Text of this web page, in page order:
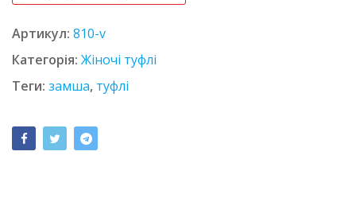
Артикул: 810-v
Категорія: Жіночі туфлі
Теги: замша, туфлі